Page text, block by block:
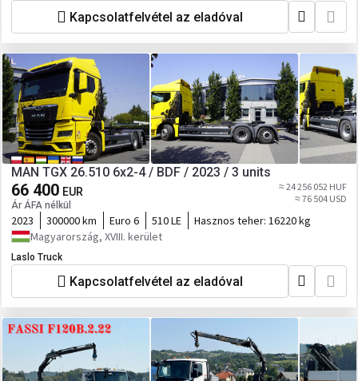
Kapcsolatfelvétel az eladóval
MAN TGX 26.510 6x2-4 / BDF / 2023 / 3 units
66 400 EUR
Ár ÁFA nélkül
≈ 24 256 052 HUF
≈ 76 504 USD
2023 300000 km Euro 6 510 LE Hasznos teher: 16220 kg
Magyarország, XVIII. kerület
Laslo Truck
Kapcsolatfelvétel az eladóval